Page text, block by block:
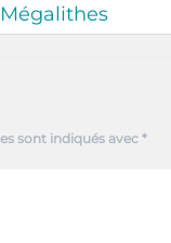
sont indiqués avec *